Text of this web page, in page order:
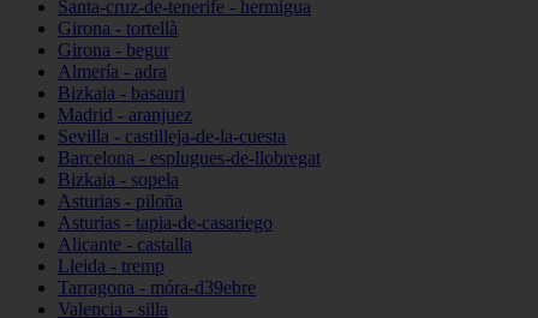
Santa-cruz-de-tenerife - hermigua
Girona - tortellà
Girona - begur
Almería - adra
Bizkaia - basauri
Madrid - aranjuez
Sevilla - castilleja-de-la-cuesta
Barcelona - esplugues-de-llobregat
Bizkaia - sopela
Asturias - piloña
Asturias - tapia-de-casariego
Alicante - castalla
Lleida - tremp
Tarragona - móra-d39ebre
Valencia - silla